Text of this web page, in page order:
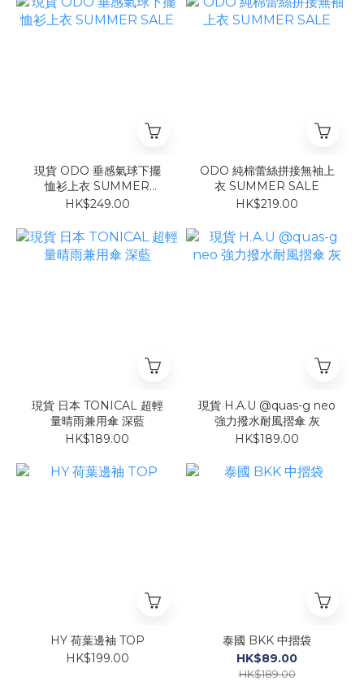
現貨 ODO 垂感氣球下擺
恤衫上衣 SUMMER
SALE
HK$249.00
ODO 純棉蕾絲拼接無袖上
衣 SUMMER SALE
HK$219.00
現貨 日本 TONICAL 超輕
量晴雨兼用傘 深藍
HK$189.00
現貨 H.A.U @quas-g neo
強力撥水耐風摺傘 灰
HK$189.00
HY 荷葉邊袖 TOP
HK$199.00
泰國 BKK 中摺袋
HK$89.00
HK$189.00